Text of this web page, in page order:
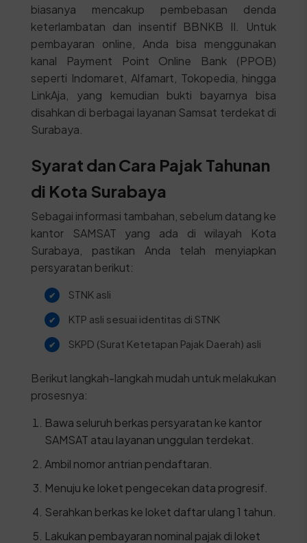
biasanya mencakup pembebasan denda
keterlambatan dan insentif BBNKB II. Untuk
pembayaran online, Anda bisa menggunakan
kanal Payment Point Online Bank (PPOB)
seperti Indomaret, Alfamart, Tokopedia, hingga
LinkAja, yang kemudian bukti bayarnya bisa
disahkan di berbagai layanan Samsat terdekat di
Surabaya.
Syarat dan Cara Pajak Tahunan
di Kota Surabaya
Sebagai informasi tambahan, sebelum datang ke
kantor SAMSAT yang ada di wilayah Kota
Surabaya, pastikan Anda telah menyiapkan
persyaratan berikut:
STNK asli
KTP asli sesuai identitas di STNK
SKPD (Surat Ketetapan Pajak Daerah) asli
Berikut langkah-langkah mudah untuk melakukan
prosesnya:
Bawa seluruh berkas persyaratan ke kantor
SAMSAT atau layanan unggulan terdekat.
Ambil nomor antrian pendaftaran.
Menuju ke loket pengecekan data progresif.
Serahkan berkas ke loket daftar ulang 1 tahun.
Lakukan pembayaran nominal pajak di loket